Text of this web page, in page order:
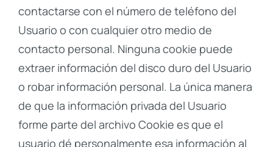
contactarse con el número de teléfono del
Usuario o con cualquier otro medio de
contacto personal. Ninguna cookie puede
extraer información del disco duro del Usuario
o robar información personal. La única manera
de que la información privada del Usuario
forme parte del archivo Cookie es que el
usuario dé personalmente esa información al